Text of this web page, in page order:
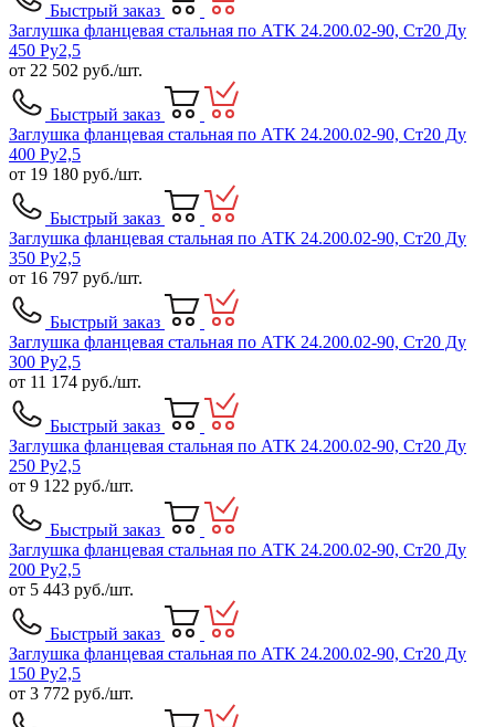
Быстрый заказ
Заглушка фланцевая стальная по АТК 24.200.02-90, Ст20 Ду
450 Ру2,5
от 22 502 руб./шт.
Быстрый заказ
Заглушка фланцевая стальная по АТК 24.200.02-90, Ст20 Ду
400 Ру2,5
от 19 180 руб./шт.
Быстрый заказ
Заглушка фланцевая стальная по АТК 24.200.02-90, Ст20 Ду
350 Ру2,5
от 16 797 руб./шт.
Быстрый заказ
Заглушка фланцевая стальная по АТК 24.200.02-90, Ст20 Ду
300 Ру2,5
от 11 174 руб./шт.
Быстрый заказ
Заглушка фланцевая стальная по АТК 24.200.02-90, Ст20 Ду
250 Ру2,5
от 9 122 руб./шт.
Быстрый заказ
Заглушка фланцевая стальная по АТК 24.200.02-90, Ст20 Ду
200 Ру2,5
от 5 443 руб./шт.
Быстрый заказ
Заглушка фланцевая стальная по АТК 24.200.02-90, Ст20 Ду
150 Ру2,5
от 3 772 руб./шт.